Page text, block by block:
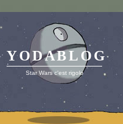
YODABLOG
Star Wars c'est rigolo